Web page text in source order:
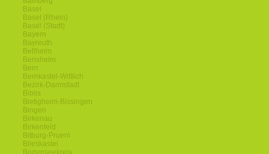
Basel
Basel (Rhein)
Basel (Stadt)
Bayern
Bayreuth
Bellheim
Bensheim
Bern
Bernkastel-Wittlich
Bezirk-Darmstadt
Biblis
Bietigheim-Bissingen
Bingen
Birkenau
Birkenfeld
Bitburg-Pruem
Blieskastel
Bodenseekreis